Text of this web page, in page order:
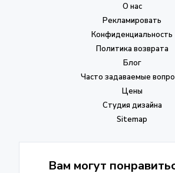
О нас
Рекламировать
Конфиденциальность
Политика возврата
Блог
Часто задаваемые
Цены
Студия дизайна
Sitemap
Вам могут